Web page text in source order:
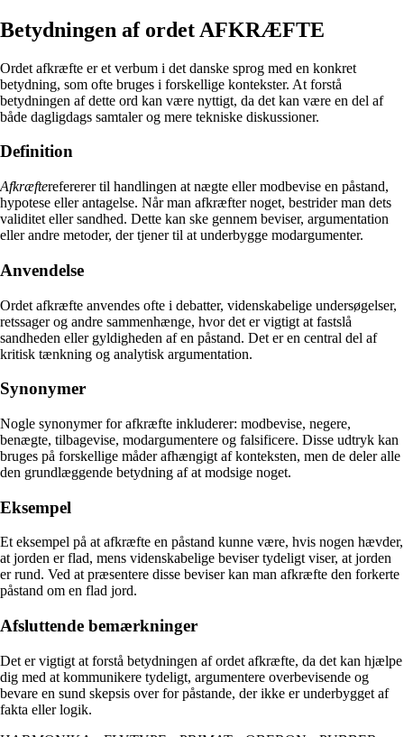
Betydningen af ordet AFKRÆFTE
Ordet afkræfte er et verbum i det danske sprog med en konkret
betydning, som ofte bruges i forskellige kontekster. At forstå
betydningen af dette ord kan være nyttigt, da det kan være en del af
både dagligdags samtaler og mere tekniske diskussioner.
Definition
Afkræfterefererer til handlingen at nægte eller modbevise en påstand,
hypotese eller antagelse. Når man afkræfter noget, bestrider man dets
validitet eller sandhed. Dette kan ske gennem beviser, argumentation
eller andre metoder, der tjener til at underbygge modargumenter.
Anvendelse
Ordet afkræfte anvendes ofte i debatter, videnskabelige undersøgelser,
retssager og andre sammenhænge, hvor det er vigtigt at fastslå
sandheden eller gyldigheden af en påstand. Det er en central del af
kritisk tænkning og analytisk argumentation.
Synonymer
Nogle synonymer for afkræfte inkluderer: modbevise, negere,
benægte, tilbagevise, modargumentere og falsificere. Disse udtryk kan
bruges på forskellige måder afhængigt af konteksten, men de deler alle
den grundlæggende betydning af at modsige noget.
Eksempel
Et eksempel på at afkræfte en påstand kunne være, hvis nogen hævder,
at jorden er flad, mens videnskabelige beviser tydeligt viser, at jorden
er rund. Ved at præsentere disse beviser kan man afkræfte den forkerte
påstand om en flad jord.
Afsluttende bemærkninger
Det er vigtigt at forstå betydningen af ordet afkræfte, da det kan hjælpe
dig med at kommunikere tydeligt, argumentere overbevisende og
bevare en sund skepsis over for påstande, der ikke er underbygget af
fakta eller logik.